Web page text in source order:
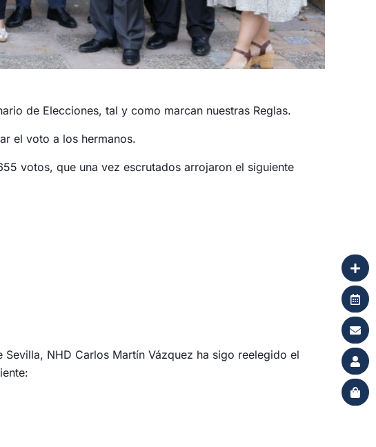
de Elecciones, tal y como marcan nuestras Reglas.
el voto a los hermanos.
votos, que una vez escrutados arrojaron el siguiente
NHD Carlos Martín Vázquez ha sigo reelegido el